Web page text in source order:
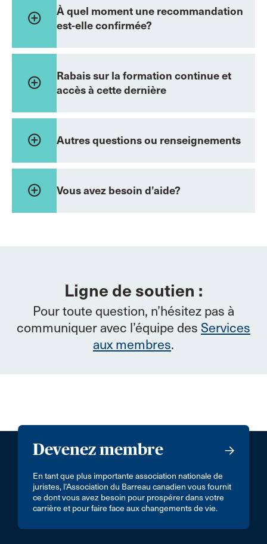
À quel moment une recommandation
est-elle confirmée?
add_circle_outline
Rabais sur la formation continue et
accès à cette dernière
add_circle_outline
Autres questions ou renseignements
add_circle_outline
Vous avez besoin d’aide?
add_circle_outline
Ligne de soutien :
Pour toute question, n’hésitez pas à
communiquer avec l’équipe des Services
aux membres.
Devenez membre
En tant que plus importante association nationale de
juristes, l’Association du Barreau canadien vous fournit
ce dont vous avez besoin pour prospérer dans votre
carrière et pour faire face aux changements de vie.